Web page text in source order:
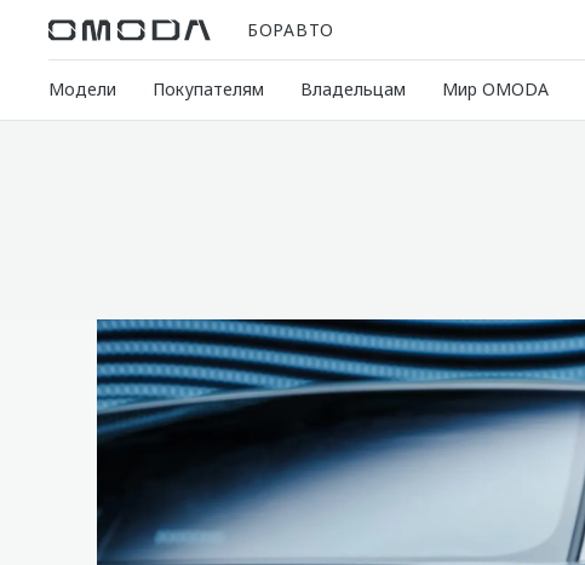
БОРАВТО
Модели Покупателям Владельцам Мир OMODA